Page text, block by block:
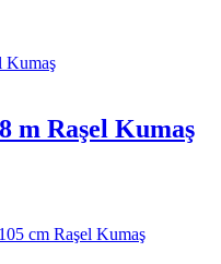
m Raşel Kumaş